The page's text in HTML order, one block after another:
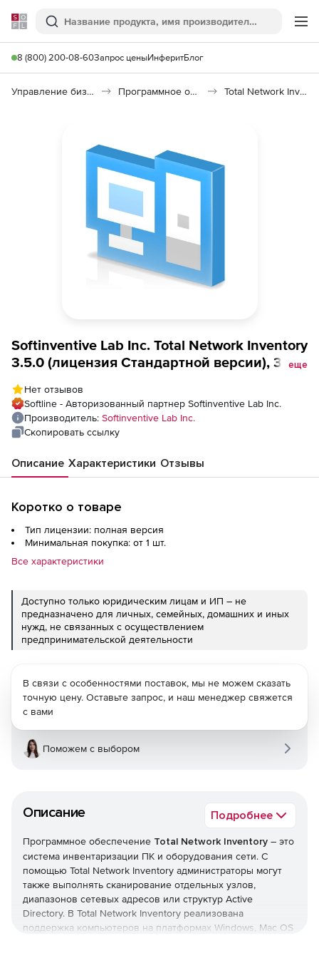
Softline
Поиск
8 (800) 200-08-60Запрос ценыИнферитБлог
Управление бизнесом, CRM/ERP Программное обеспечение для учета компьютеров Total Network Inventory
Softinventive Lab Inc. Total Network Inventory
3.5.0 (лицензия Стандартной версии), 350еще
Нет отзывов
Softline - Авторизованный партнер Softinventive Lab Inc.
Производитель: Softinventive Lab Inc.
Скопировать ссылку
Описание Характеристики Отзывы
Коротко о товаре
Тип лицензии: полная версия
Минимальная покупка: от 1 шт.
Все характеристики
Доступно только юридическим лицам и ИП – не
предназначено для личных, семейных, домашних и иных
нужд, не связанных с осуществлением
предпринимательской деятельности
Описание Подробнее
Программное обеспечение Total Network Inventory – это
система инвентаризации ПК и оборудования сети. С
помощью Total Network Inventory администраторы могут
также выполнять сканирование отдельных узлов,
диапазонов сетевых адресов или структур Active
Directory. В Total Network Inventory реализована
поддержка компьютеров на платформах Windows, Mac OS
В связи с особенностями поставок, мы не можем сказать
точную цену. Оставьте запрос, и наш менеджер свяжется
с вами
Поможем с выбором